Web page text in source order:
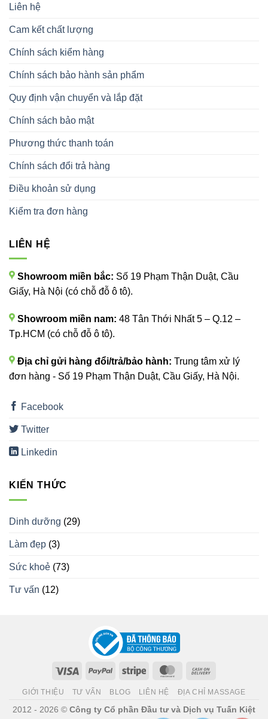
Liên hệ
Cam kết chất lượng
Chính sách kiểm hàng
Chính sách bảo hành sản phẩm
Quy định vận chuyển và lắp đặt
Chính sách bảo mật
Phương thức thanh toán
Chính sách đổi trả hàng
Điều khoản sử dụng
Kiểm tra đơn hàng
LIÊN HỆ
Showroom miền bắc: Số 19 Phạm Thận Duật, Cầu
Giấy, Hà Nội (có chỗ đỗ ô tô).
Showroom miền nam: 48 Tân Thới Nhất 5 – Q.12 –
Tp.HCM (có chỗ đỗ ô tô).
Địa chỉ gửi hàng đổi/trả/bảo hành: Trung tâm xử lý
đơn hàng - Số 19 Phạm Thận Duật, Cầu Giấy, Hà Nội.
Facebook
Twitter
Linkedin
KIẾN THỨC
Dinh dưỡng (29)
Làm đẹp (3)
Sức khoẻ (73)
Tư vấn (12)
Visa PayPal Stripe MasterCard
Delivery
GIỚI THIỆU TƯ VẤN BLOG LIÊN HỆ ĐỊA CHỈ MASSAGE
2012 - 2026 © Công ty Cổ phần Đầu tư và Dịch vụ Tuấn Kiệt